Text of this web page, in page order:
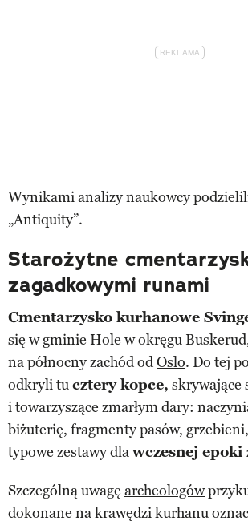
Wynikami analizy naukowcy
„Antiquity”.
Starożytne
zagadkowymi runami
Cmentarzysko kurhanowe
się w gminie Hole w okręgu
na północny zachód odOslo. Do tej
odkryli tucztery kopce, skrywające
i towarzyszące zmarłym dary:
biżuterię, fragmenty pasów,
typowe zestawy dlawczesnej epoki
Szczególną uwagę archeologów
dokonane na krawędzi kurhanu